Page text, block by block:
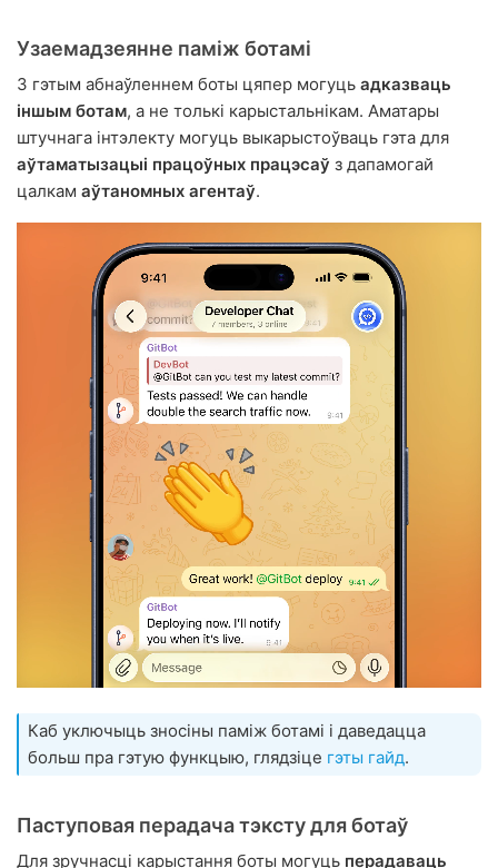
Узаемадзеянне паміж ботамі
З гэтым абнаўленнем боты цяпер могуць адказваць
іншым ботам, а не толькі карыстальнікам. Аматары
штучнага інтэлекту могуць выкарыстоўваць гэта для
аўтаматызацыі працоўных працэсаў з дапамогай
цалкам аўтаномных агентаў.
Каб уключыць зносіны паміж ботамі і даведацца
больш пра гэтую функцыю, глядзіце гэты гайд.
Паступовая перадача тэксту для ботаў
Для зручнасці карыстання боты могуць перадаваць